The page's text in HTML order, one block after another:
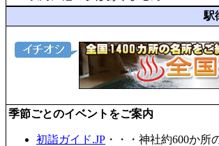
駅
季節ごとのイベントをご案内
初詣ガイド.JP ・・・神社約600か